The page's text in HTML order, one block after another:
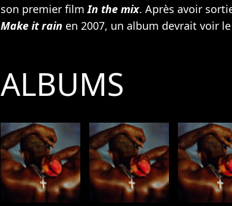
son premier filmIn the mix. Après avoir
Make it rain en 2007, un album devrait voir
ALBUMS